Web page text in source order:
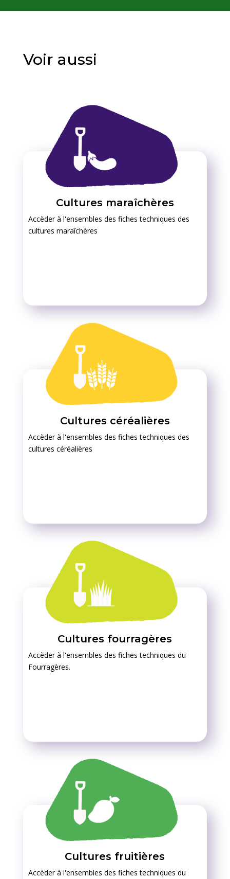
Voir aussi
Cultures maraîchères
Accèder à l'ensembles des fiches techniques des
cultures maraîchères
Cultures céréalières
Accèder à l'ensembles des fiches techniques des
cultures céréalières
Cultures fourragères
Accèder à l'ensembles des fiches techniques du
Fourragères.
Cultures fruitières
Accèder à l'ensembles des fiches techniques du